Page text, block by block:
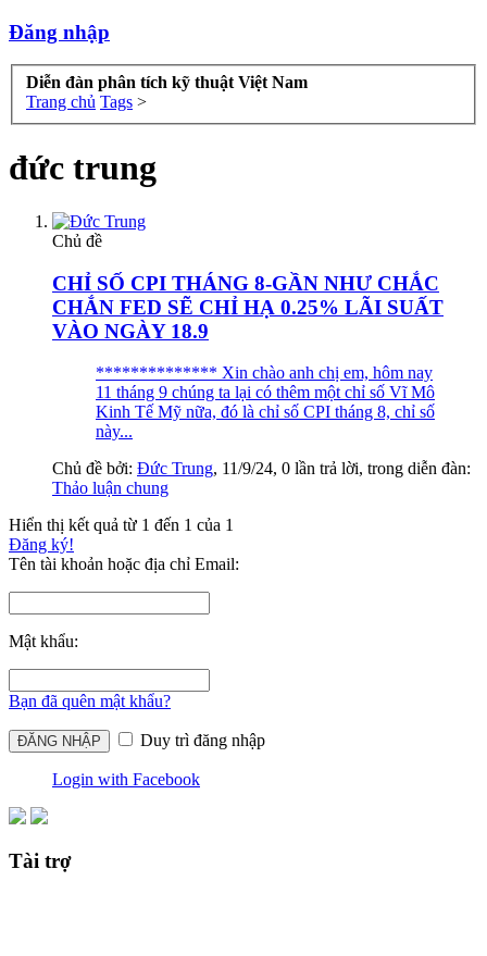
Đăng nhập
Diễn đàn phân tích kỹ thuật Việt Nam
Trang chủ Tags >
đức trung
Chủ đề
CHỈ SỐ CPI THÁNG 8-GẦN NHƯ CHẮC
CHẮN FED SẼ CHỈ HẠ 0.25% LÃI SUẤT
VÀO NGÀY 18.9
************** Xin chào anh chị em, hôm nay
11 tháng 9 chúng ta lại có thêm một chỉ số Vĩ Mô
Kinh Tế Mỹ nữa, đó là chỉ số CPI tháng 8, chỉ số
này...
Chủ đề bởi: Đức Trung, 11/9/24, 0 lần trả lời, trong diễn đàn:
Thảo luận chung
Hiển thị kết quả từ 1 đến 1 của 1
Đăng ký!
Tên tài khoản hoặc địa chỉ Email:
Mật khẩu:
Bạn đã quên mật khẩu?
Duy trì đăng nhập
Login with Facebook
Tài trợ